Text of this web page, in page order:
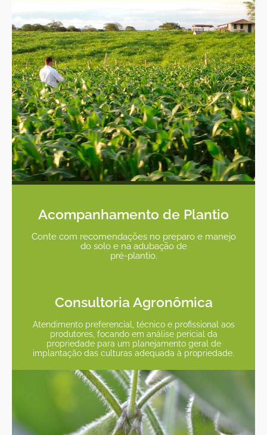
Acompanhamento de Plantio
Conte com recomendações no preparo e manejo
do solo e na adubação de
pré-plantio.
Consultoria Agronômica
Atendimento preferencial, técnico e profissional aos
produtores, focando em análise pericial da
propriedade para um planejamento geral de
implantação das culturas adequada à propriedade.